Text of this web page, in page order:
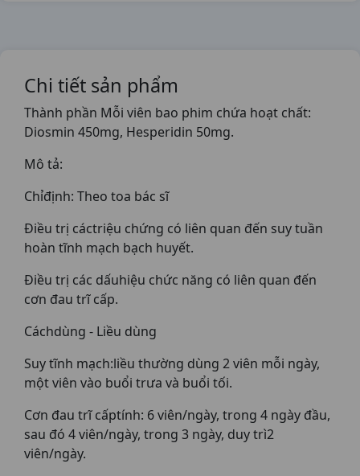
Chi tiết sản phẩm
Thành phần Mỗi viên bao phim chứa hoạt chất:
Diosmin 450mg, Hesperidin 50mg.
Mô tả:
Chỉđịnh: Theo toa bác sĩ
Điều trị cáctriệu chứng có liên quan đến suy tuần
hoàn tĩnh mạch bạch huyết.
Điều trị các dấuhiệu chức năng có liên quan đến
cơn đau trĩ cấp.
Cáchdùng - Liều dùng
Suy tĩnh mạch:liều thường dùng 2 viên mỗi ngày,
một viên vào buổi trưa và buổi tối.
Cơn đau trĩ cấptính: 6 viên/ngày, trong 4 ngày đầu,
sau đó 4 viên/ngày, trong 3 ngày, duy trì2
viên/ngày.